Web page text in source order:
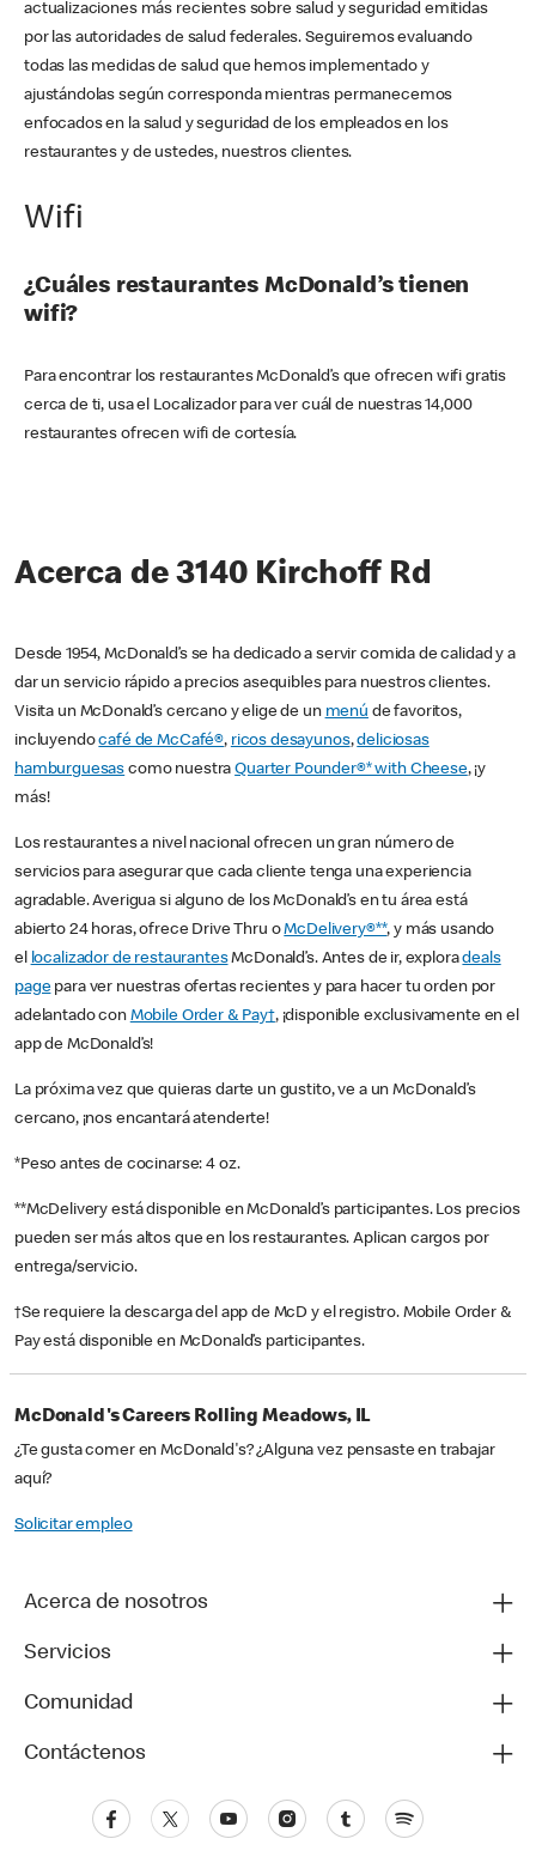
actualizaciones más recientes sobre salud y seguridad emitidas
por las autoridades de salud federales. Seguiremos evaluando
todas las medidas de salud que hemos implementado y
ajustándolas según corresponda mientras permanecemos
enfocados en la salud y seguridad de los empleados en los
restaurantes y de ustedes, nuestros clientes.
Wifi
¿Cuáles restaurantes McDonald’s tienen
wifi?
Para encontrar los restaurantes McDonald’s que ofrecen wifi gratis
cerca de ti, usa el Localizador para ver cuál de nuestras 14,000
restaurantes ofrecen wifi de cortesía.
Acerca de 3140 Kirchoff Rd
Desde 1954, McDonald’s se ha dedicado a servir comida de calidad y a
dar un servicio rápido a precios asequibles para nuestros clientes.
Visita un McDonald’s cercano y elige de un menú de favoritos,
incluyendocafé de McCafé®, ricos desayunos,deliciosas
hamburguesas como nuestraQuarter Pounder®* with Cheese, ¡y
más!
Los restaurantes a nivel nacional ofrecen un gran número de
servicios para asegurar que cada cliente tenga una experiencia
agradable. Averigua si alguno de los McDonald’s en tu área está
abierto 24 horas, ofrece Drive Thru oMcDelivery®**, y más usando
el localizador de restaurantesMcDonald’s. Antes de ir, exploradeals
pagepara ver nuestras ofertas recientes y para hacer tu orden por
adelantado con Mobile Order & Pay†, ¡disponible exclusivamente en el
app de McDonald’s!
La próxima vez que quieras darte un gustito, ve a un McDonald’s
cercano, ¡nos encantará atenderte!
*Peso antes de cocinarse: 4 oz.
**McDelivery está disponible en McDonald’s participantes. Los precios
pueden ser más altos que en los restaurantes. Aplican cargos por
entrega/servicio.
†Se requiere la descarga del app de McD y el registro. Mobile Order &
Pay está disponible en McDonald’s participantes.
McDonald's Careers Rolling Meadows, IL
¿Te gusta comer en McDonald's? ¿Alguna vez pensaste en trabajar
aquí?
Solicitar empleo
Acerca de nosotros
Servicios
Comunidad
Contáctenos